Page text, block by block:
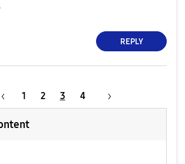
REPLY
1 2 3 4